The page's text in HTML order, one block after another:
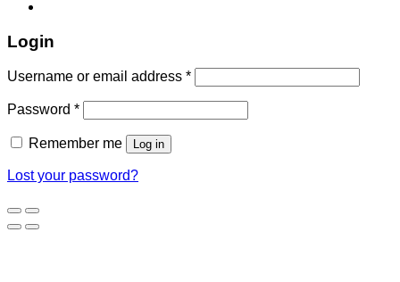
Login
Username or email address *Required
Password *Required
Remember me Log in
Lost your password?